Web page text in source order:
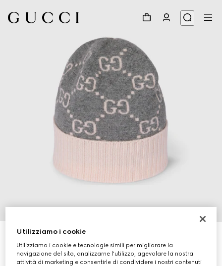
Cappello in jacquard di cashmere GG
CHF 500
Variante grigio e rosa
Utilizziamo i cookie
Utilizziamo i cookie e tecnologie simili per migliorare la
navigazione del sito, analizzarne l'utilizzo, agevolare la nostra
attività di marketing e consentirle di condividere i nostri contenuti